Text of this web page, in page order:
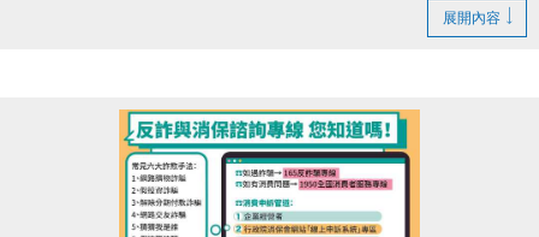
展開內容